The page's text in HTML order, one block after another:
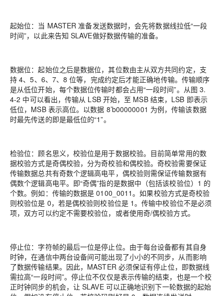
起始位：当 MASTER 准备发送数据时，会先将数据线拉低“一段
时间”，以此来告知 SLAVE做好数据传输的准备。
数据位：起始位之后是数据位，其位数由主从双方共同约定，支
持 4、5、6、7、8 位等，完成约定后才能正确地传输。传输顺序
是从低位开始，每个数据位传输时都会占用“一段时间”。从图 3.
4-2 中可以看出，传输从 LSB 开始，至 MSB 结束，LSB 即表示
低位，MSB 表示高位。以数据 8’b00000001 为例，传输该数据
时最先传送的即是最低位的“1”。
检验位：顾名思义，校验位是用于数据校验。目前简单常用的数
据校验方式是奇偶校验，分为奇校验和偶校验。奇校验需要保证
传输数据总共有奇数个逻辑高电平，偶校验则需保证传输数据有
偶数个逻辑高电平。即“奇偶”指的是数据中（包括该校验位）1 的
个数。例如：传输的数据是 0100_0011。如果校验方式是奇校验
则校验位是 0，若是偶校验则校验位是 1。传输中校验位不是必须
项，双方可以约定不需要校验位，或者使用奇/偶校验方式。
停止位：字符帧的最后一位是停止位。由于每台设备都有其自身
时钟，在通信中两台设备间可能出现了小小的不同步，从而影响
了数据传输结果。因此，MASTER 必须保证有停止位，即数据线
需拉高“一段时间”。停止位不仅仅是表示传输的结束，也是一个校
正时钟同步的机会，让 SLAVE 可以正确地识别下一轮数据的起始